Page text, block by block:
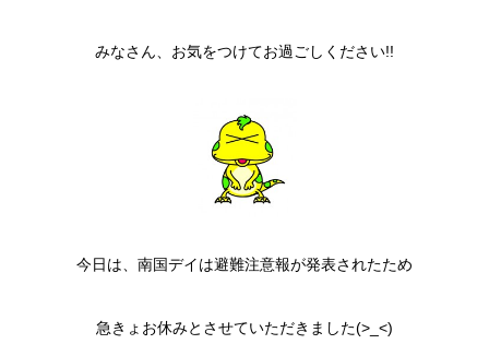
みなさん、お気をつけてお過ごしください!!
今日は、南国デイは避難注意報が発表されたため
急きょお休みとさせていただきました(>_<)